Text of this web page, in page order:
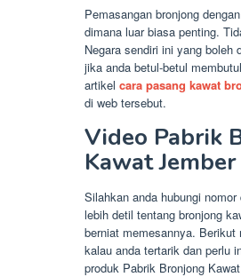
Pemasangan bronjong
dimana luar biasa penting.
Negara sendiri ini yang boleh
jika anda betul-betul
artikel cara pasang kawat
di web tersebut.
Video Pabrik
Kawat Jember
Silahkan anda hubungi
lebih detil tentang bronjong
berniat memesannya.
kalau anda tertarik dan perlu
produk Pabrik Bronjong